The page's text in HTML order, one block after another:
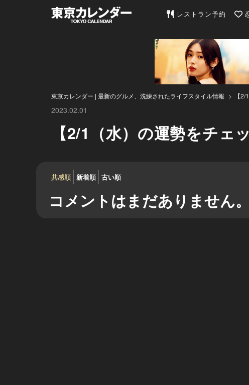
東京カレンダー | 最新
レストラン予約
東京カレンダー | 最新のグルメ、洗練されたライフスタイル情報 【
2023.02.01
【2/1（水）の運勢をチ
共感順 新着順 古い順
コメントはまだありません。